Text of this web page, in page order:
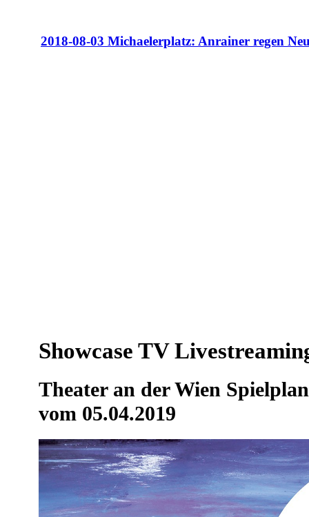
2018-08-03 Michaelerplatz: Anrainer regen
Showcase TV
Theater an der Wien
vom 05.04.2019